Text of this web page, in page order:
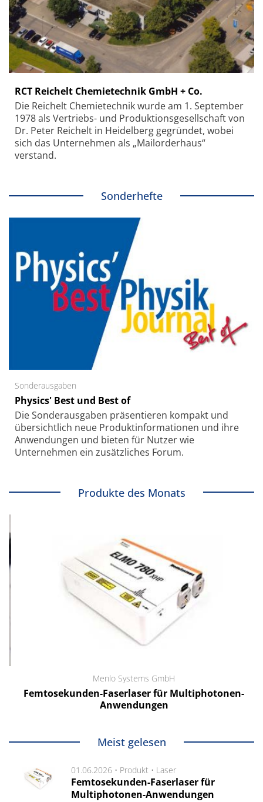
RCT Reichelt Chemietechnik GmbH + Co.
Die Reichelt Chemietechnik wurde am 1. September
1978 als Vertriebs- und Produktionsgesellschaft von
Dr. Peter Reichelt in Heidelberg gegründet, wobei
sich das Unternehmen als „Mailorderhaus“
verstand.
Sonderhefte
Sonderausgaben
Physics' Best und Best of
Die Sonder­ausgaben präsentieren kompakt und
übersichtlich neue Produkt­informationen und ihre
Anwendungen und bieten für Nutzer wie
Unternehmen ein zusätzliches Forum.
Produkte des Monats
Menlo Systems GmbH
Femtosekunden-Faserlaser für Multiphotonen-
Anwendungen
Meist gelesen
01.06.2026 • Produkt • Laser
Femtosekunden-Faserlaser für
Multiphotonen-Anwendungen